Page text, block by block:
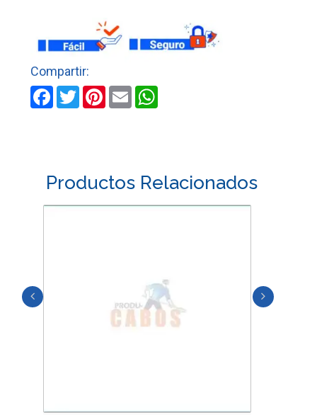
20
MTS
cantidad
Facebook
TwitterPinterest
EmailWhatsApp
Productos Relacionados